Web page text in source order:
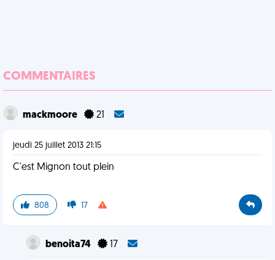
COMMENTAIRES
mackmoore 21
jeudi 25 juillet 2013 21:15
C'est Mignon tout plein
808 17
benoita74 17